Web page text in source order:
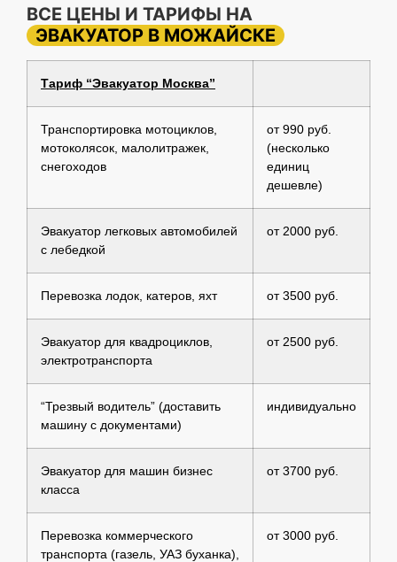
ВСЕ ЦЕНЫ И ТАРИФЫ НА
ЭВАКУАТОР В МОЖАЙСКЕ
Тариф “Эвакуатор Москва”
Транспортировка мотоциклов,
мотоколясок, малолитражек,
снегоходов
от 990 руб.
(несколько
единиц
дешевле)
Эвакуатор легковых автомобилей
с лебедкой
от 2000 руб.
Перевозка лодок, катеров, яхт от 3500 руб.
Эвакуатор для квадроциклов,
электротранспорта
от 2500 руб.
“Трезвый водитель” (доставить
машину с документами)
индивидуально
Эвакуатор для машин бизнес
класса
от 3700 руб.
Перевозка коммерческого
транспорта (газель, УАЗ буханка),
от 3000 руб.